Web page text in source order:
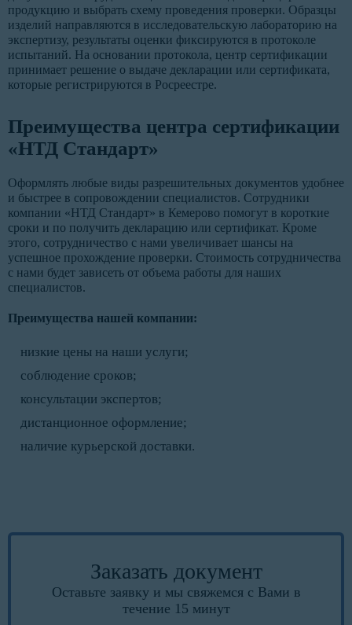
продукцию и выбрать схему проведения проверки. Образцы
изделий направляются в исследовательскую лабораторию на
экспертизу, результаты оценки фиксируются в протоколе
испытаний. На основании протокола, центр сертификации
принимает решение о выдаче декларации или сертификата,
которые регистрируются в Росреестре.
Преимущества центра сертификации
«НТД Стандарт»
Оформлять любые виды разрешительных документов удобнее
и быстрее в сопровождении специалистов. Сотрудники
компании «НТД Стандарт» в Кемерово помогут в короткие
сроки и по получить декларацию или сертификат. Кроме
этого, сотрудничество с нами увеличивает шансы на
успешное прохождение проверки. Стоимость сотрудничества
с нами будет зависеть от объема работы для наших
специалистов.
Преимущества нашей компании:
низкие цены на наши услуги;
соблюдение сроков;
консультации экспертов;
дистанционное оформление;
наличие курьерской доставки.
Заказать документ
Оставьте заявку и мы свяжемся с Вами в
течение 15 минут